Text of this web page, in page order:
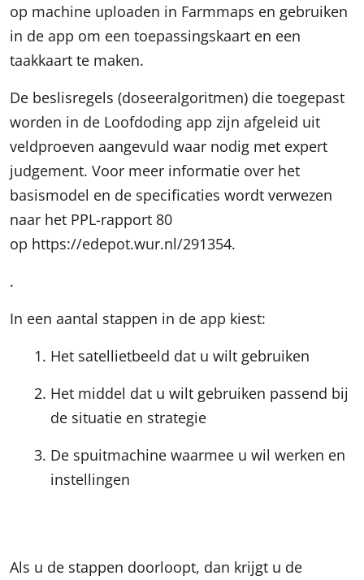
op machine uploaden in Farmmaps en gebruiken
in de app om een toepassingskaart en een
taakkaart te maken.
De beslisregels (doseeralgoritmen) die toegepast
worden in de Loofdoding app zijn afgeleid uit
veldproeven aangevuld waar nodig met expert
judgement. Voor meer informatie over het
basismodel en de specificaties wordt verwezen
naar het PPL-rapport 80
op https://edepot.wur.nl/291354.
.
In een aantal stappen in de app kiest:
Het satellietbeeld dat u wilt gebruiken
Het middel dat u wilt gebruiken passend bij
de situatie en strategie
De spuitmachine waarmee u wil werken en
instellingen
Als u de stappen doorloopt, dan krijgt u de